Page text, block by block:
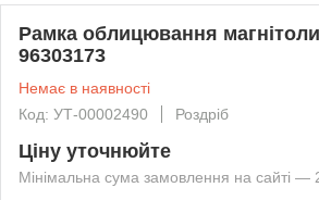
Рамка облицювання
96303173
Немає в наявності
Код: УТ-00002490
Роздріб
Ціну уточнюйте
Мінімальна сума замовлення на сайті —